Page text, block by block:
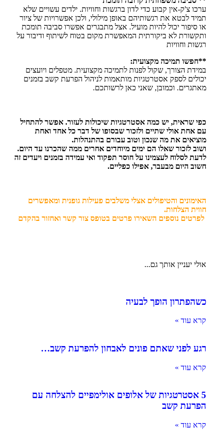
ערכו צ'ק-אין קבוע כדי לדון ברגשות וחוויות. ילדים עשויים שלא
תמיד לבטא את רגשותיהם באופן מילולי, ולכן אפשרויות של ציור
או סיפור יכול להיות מועיל. אצל מתבגרים אפשרו סביבה תומכת
ותקשורת לא ביקורתית המאפשרת מקום בטוח לשיתוף ודיבור על
רגשות וחוויות
**חפשו תמיכה מקצועית:
במידת הצורך, שקול לפנות לתמיכה מקצועית. מטפלים ויועצים
יכולים לספק אסטרטגיות מותאמות לניהול הפרעת קשב בזמנים
מאתגרים. וכמובן, שאני כאן לרשותכם.
כפי שראית, יש כמה אסטרטגיות שיכולות לעזור. אפשר להתחיל
עם אחת אולי שתיים ולזכור שבסופו של דבר כל אחד ואחת
מוציאים את מה שנכון וטוב עבורם בהתנהלות.
ושוב לזכור שאלו הם ימים מיוחדים אחרים ממה שהכרנו עד היום.
לדעת לסלוח לעצמינו על חוסר תפקוד ואי עמידה בזמנים ויעדים זה
חשוב היום מבעבר, אפילו כפליים.
האימונים והטיפולים אצלי משלבים פעילות גופנית ומאפשרים
חווית הצלחות.
לפרטים נוספים השאירו פרטים בטופס צור קשר ואחזור בהקדם
אולי יעניין אותך גם...
כשהפתרון הופך לבעיה
קרא עוד »
רגע לפני שאתם פונים לאבחון להפרעת קשב…
קרא עוד »
5 אסטרטגיות של אלופים אולימפיים להצלחה עם
הפרעת קשב
קרא עוד »